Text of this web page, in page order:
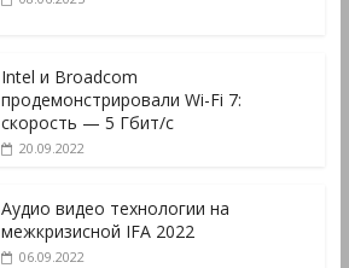
Intel и Broadcom
продемонстрировали Wi-Fi 7:
скорость — 5 Гбит/с
20.09.2022
Аудио видео технологии на
межкризисной IFA 2022
06.09.2022